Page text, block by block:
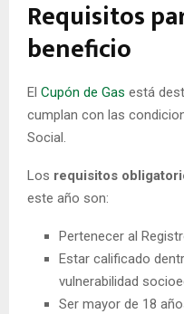
Requisitos
beneficio
El Cupón de Gas está
cumplan con las
Social.
Los requisitos
este año son:
Pertenecer al
Estar calificado
vulnerabilidad
Ser mayor de 18